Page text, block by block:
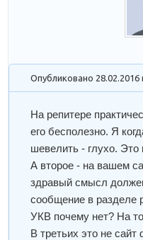
Опубликовано
На репитере
его бесполезно. Я
шевелить - глухо. Это
А второе - на вашем
здравый смысл
сообщение в разделе
УКВ почему нет? На
В третьих это не сайт